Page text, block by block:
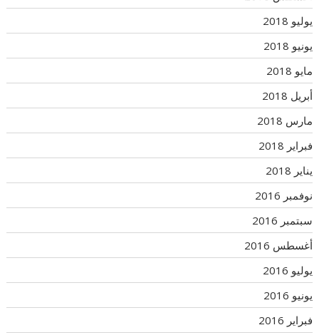
يوليو 2018
يونيو 2018
مايو 2018
أبريل 2018
مارس 2018
فبراير 2018
يناير 2018
نوفمبر 2016
سبتمبر 2016
أغسطس 2016
يوليو 2016
يونيو 2016
فبراير 2016